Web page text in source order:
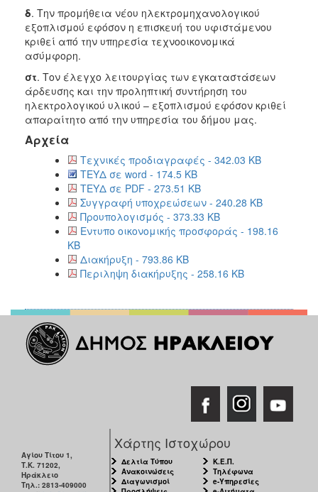
ΗΡΑΚΛΕΙΟ
δ. Την προμήθεια νέου ηλεκτρομηχανολογικού
εξοπλισμού εφόσον η επισκευή του υφιστάμενου
κριθεί από την υπηρεσία τεχνοοικονομικά
ασύμφορη.
στ. Τον έλεγχο λειτουργίας των εγκαταστάσεων
άρδευσης και την προληπτική συντήρηση του
ηλεκτρολογικού υλικού – εξοπλισμού εφόσον κριθεί
απαραίτητο από την υπηρεσία του δήμου μας.
Αρχεία
Τεχνικές προδιαγραφές - 342.03 KB
ΤΕΥΔ σε word - 174.5 KB
ΤΕΥΔ σε PDF - 273.51 KB
Συγγραφή υποχρεώσεων - 240.28 KB
Προυπολογισμός - 373.33 KB
Εντυπο οικονομικής προσφοράς - 198.16
KB
Διακήρυξη - 793.86 KB
Περιληψη διακήρυξης - 258.16 KB
Αγίου Τίτου 1,
Τ.Κ. 71202,
Ηράκλειο
Τηλ.: 2813-409000
Χάρτης Ιστοχώρου
Δελτία Τύπου
Ανακοινώσεις
Διαγωνισμοί
Κ.Ε.Π.
Τηλέφωνα
e-Υπηρεσίες